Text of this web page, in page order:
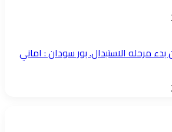
مرحله الاستبدال. بور سودان : اماني